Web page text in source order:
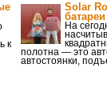
к
Solar
На
полотна — это
автостоянки,